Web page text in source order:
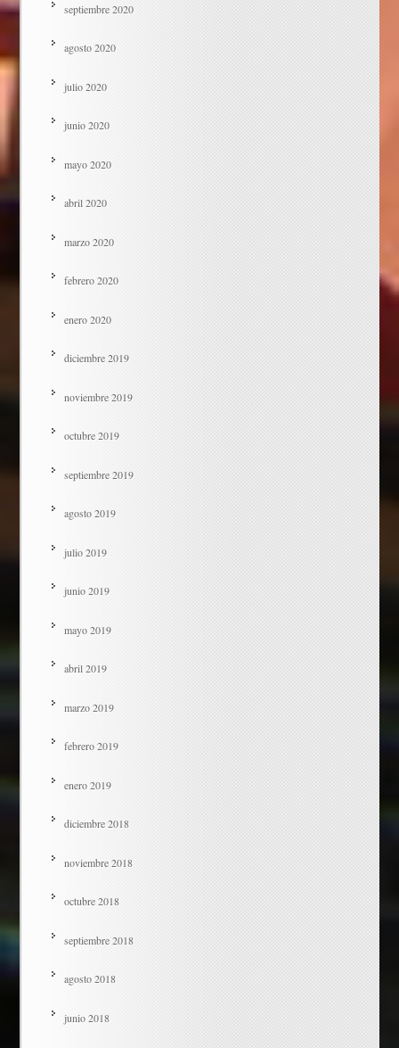
septiembre 2020
agosto 2020
julio 2020
junio 2020
mayo 2020
abril 2020
marzo 2020
febrero 2020
enero 2020
diciembre 2019
noviembre 2019
octubre 2019
septiembre 2019
agosto 2019
julio 2019
junio 2019
mayo 2019
abril 2019
marzo 2019
febrero 2019
enero 2019
diciembre 2018
noviembre 2018
octubre 2018
septiembre 2018
agosto 2018
junio 2018